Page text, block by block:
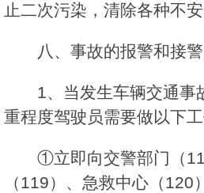
止二次污染，清除各种不安
八、事故的报警和接
1、当发生车辆交通事
重程度驾驶员需要做以下工
①立即向交警部门（
（119）、急救中心（120